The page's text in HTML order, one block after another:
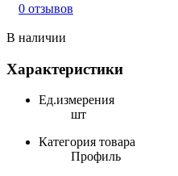
0 отзывов
В наличии
Характеристики
Ед.измерения
шт
Категория товара
Профиль